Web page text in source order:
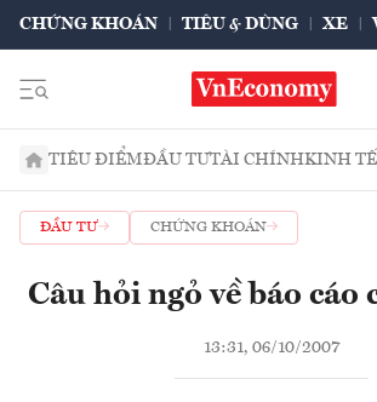
CHỨNG KHOÁN TIÊU & DÙNG XE
TIÊU ĐIỂMĐẦU TƯTÀI CHÍNHKINH TẾ
ĐẦU TƯ CHỨNG KHOÁN
Câu hỏi ngỏ về báo cáo
13:31, 06/10/2007